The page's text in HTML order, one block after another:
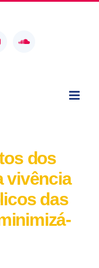
SoundCloud
dos
vivência
das